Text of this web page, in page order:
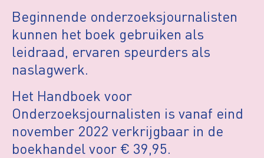
Beginnende onderzoeksjournalisten
kunnen het boek gebruiken als
leidraad, ervaren speurders als
naslagwerk.
Het Handboek voor
Onderzoeksjournalisten is vanaf eind
november 2022 verkrijgbaar in de
boekhandel voor € 39,95.